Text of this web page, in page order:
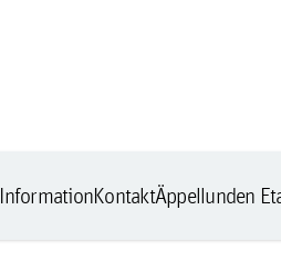
InformationKontaktÄppellunden